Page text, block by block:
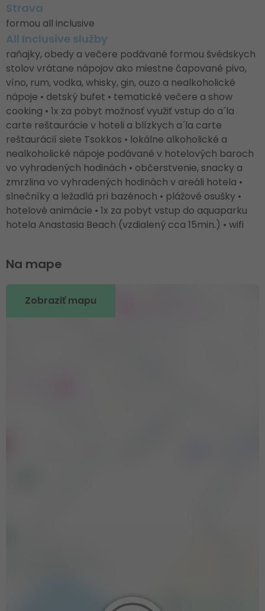
Strava
formou all inclusive
All Inclusive služby
raňajky, obedy a večere podávané formou švédskych
stolov vrátane nápojov ako miestne čapované pivo,
víno, rum, vodka, whisky, gin, ouzo a nealkoholické
nápoje • detský bufet • tematické večere a show
cooking • 1x za pobyt možnosť využiť vstup do a´la
carte reštaurácie v hoteli a blízkych a´la carte
reštaurácií siete Tsokkos • lokálne alkoholické a
nealkoholické nápoje podávané v hotelových baroch
vo vyhradených hodinách • občerstvenie, snacky a
zmrzlina vo vyhradených hodinách v areáli hotela •
slnečníky a ležadlá pri bazénoch • plážové osušky •
hotelové animácie • 1x za pobyt vstup do aquaparku
hotela Anastasia Beach (vzdialený cca 15min.) • wifi
Na mape
Zobraziť mapu